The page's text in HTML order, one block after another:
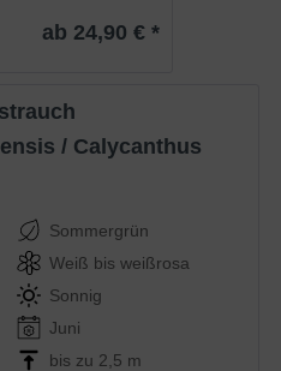
ab 24,90 € *
Sommergrün
Weiß bis weißrosa
Sonnig
Juni
bis zu 2,5 m